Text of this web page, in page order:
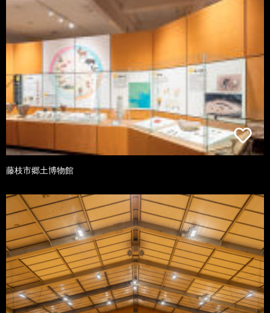
藤枝市郷土博物館